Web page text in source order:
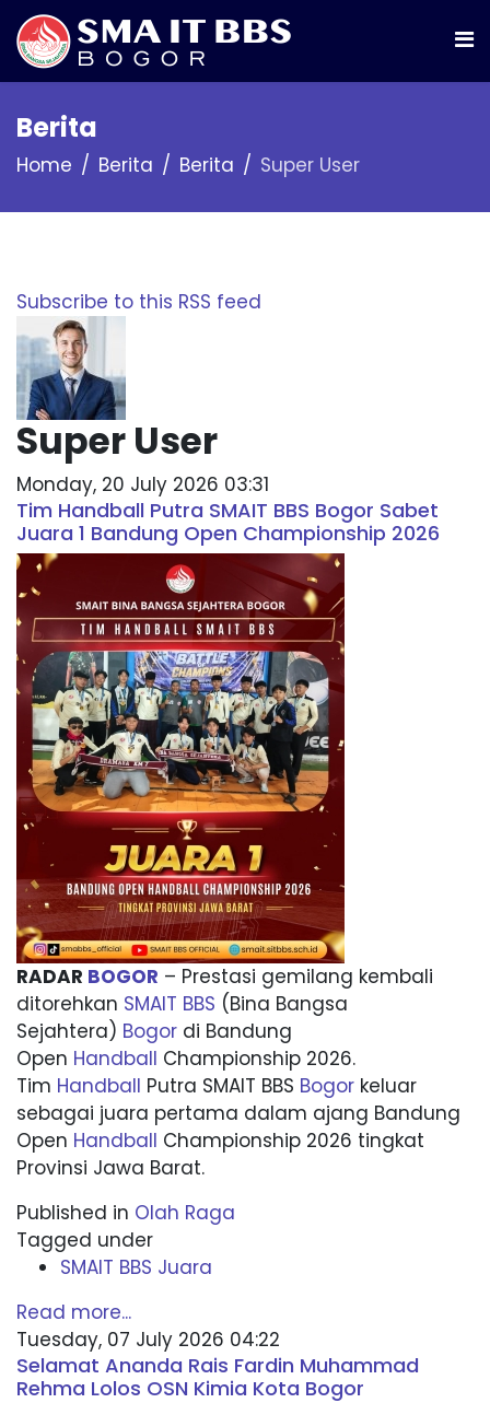
Berita
Home Berita Berita Super User
Subscribe to this RSS feed
Super User
Monday, 20 July 2026 03:31
Tim Handball Putra SMAIT BBS Bogor Sabet
Juara 1 Bandung Open Championship 2026
RADAR BOGOR – Prestasi gemilang kembali
ditorehkan SMAIT BBS (Bina Bangsa
Sejahtera) Bogor di Bandung
Open Handball Championship 2026.
Tim Handball Putra SMAIT BBS Bogor keluar
sebagai juara pertama dalam ajang Bandung
Open Handball Championship 2026 tingkat
Provinsi Jawa Barat.
Published in Olah Raga
Tagged under
SMAIT BBS Juara
Read more...
Tuesday, 07 July 2026 04:22
Selamat Ananda Rais Fardin Muhammad
Rehma Lolos OSN Kimia Kota Bogor